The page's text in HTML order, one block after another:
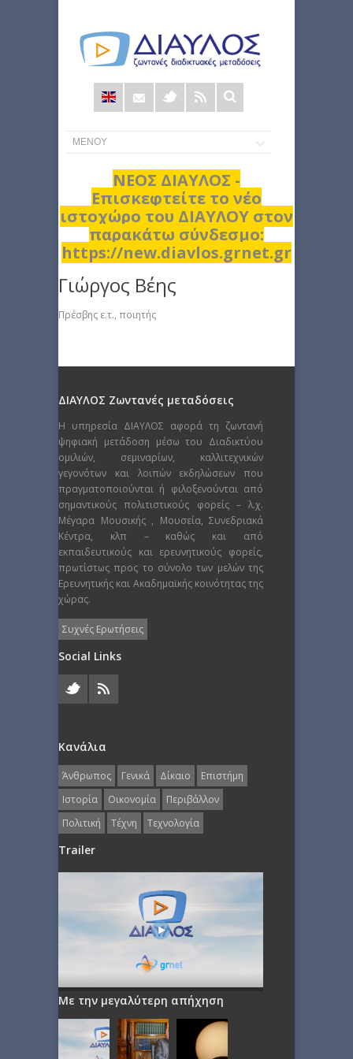
Φόρμα
αναζήτησης
ΝΕΟΣ ΔΙΑΥΛΟΣ -
Επισκεφτείτε το νέο
ιστοχώρο του ΔΙΑΥΛΟΥ στον
παρακάτω σύνδεσμο:
https://new.diavlos.grnet.gr
Γιώργος Βέης
Πρέσβης ε.τ., ποιητής
ΔΙΑΥΛΟΣ Ζωντανές μεταδόσεις
Η υπηρεσία ΔΙΑΥΛΟΣ αφορά τη ζωντανή
ψηφιακή μετάδοση μέσω του Διαδικτύου
ομιλιών, σεμιναρίων, καλλιτεχνικών
γεγονότων και λοιπών εκδηλώσεων που
πραγματοποιούνται ή φιλοξενούνται από
σημαντικούς πολιτιστικούς φορείς – λ.χ.
Μέγαρα Μουσικής , Μουσεία, Συνεδριακά
Κέντρα, κλπ – καθώς και από
εκπαιδευτικούς και ερευνητικούς φορείς,
πρωτίστως προς το σύνολο των μελών της
Ερευνητικής και Ακαδημαϊκής κοινότητας της
χώρας.
Συχνές Ερωτήσεις
Social Links
Κανάλια
Άνθρωπος Γενικά Δίκαιο
Επιστήμη
Ιστορία
Οικονομία
Περιβάλλον
Πολιτική
Τέχνη Τεχνολογία
Trailer
Με την μεγαλύτερη απήχηση